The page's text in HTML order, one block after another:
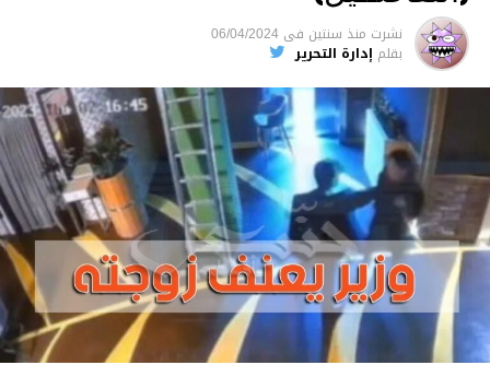
نشرت منذ سنتين فى 06/04/2024
بقلم إدارة التحرير